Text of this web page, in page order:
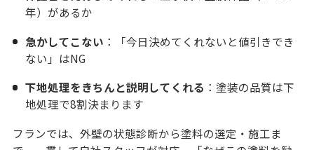
年）があるか
急かしてこない ：「今日決めてくれないと値引きでき
ない」はNG
下地処理をきちんと説明してくれる ：塗装の品質は下
地処理で8割決まります
フランでは、外壁の状態診断から塗料の選定・施工ま